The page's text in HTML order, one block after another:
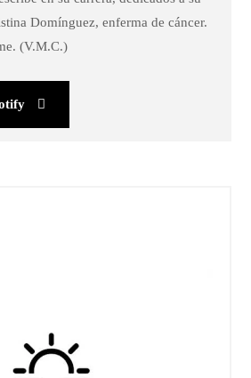
Domínguez, enferma de cáncer.
(V.M.C.)